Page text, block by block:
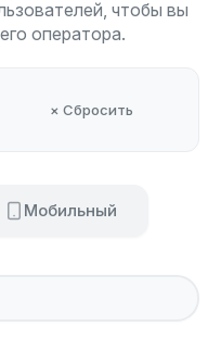
чтобы вы
оператора.
× Сбросить
Мобильный